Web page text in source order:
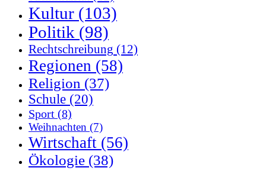
Kultur (103)
Politik (98)
Rechtschreibung (12)
Regionen (58)
Religion (37)
Schule (20)
Sport (8)
Weihnachten (7)
Wirtschaft (56)
Ökologie (38)